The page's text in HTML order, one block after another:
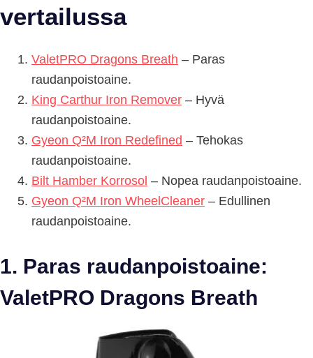
vertailussa
ValetPRO Dragons Breath – Paras
raudanpoistoaine.
King Carthur Iron Remover – Hyvä
raudanpoistoaine.
Gyeon Q²M Iron Redefined – Tehokas
raudanpoistoaine.
Bilt Hamber Korrosol – Nopea raudanpoistoaine.
Gyeon Q²M Iron WheelCleaner – Edullinen
raudanpoistoaine.
1. Paras raudanpoistoaine:
ValetPRO Dragons Breath